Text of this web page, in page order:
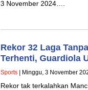
3 November 2024….
Rekor 32 Laga
Terhenti, Guardiola
Sports | Minggu, 3 November
Rekor tak terkalahkan